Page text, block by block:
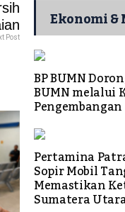
Post
Ekonomi
BP BUMN
BUMN melalui
Pertamina
Sopir Mobil
Memastikan
Sumatera